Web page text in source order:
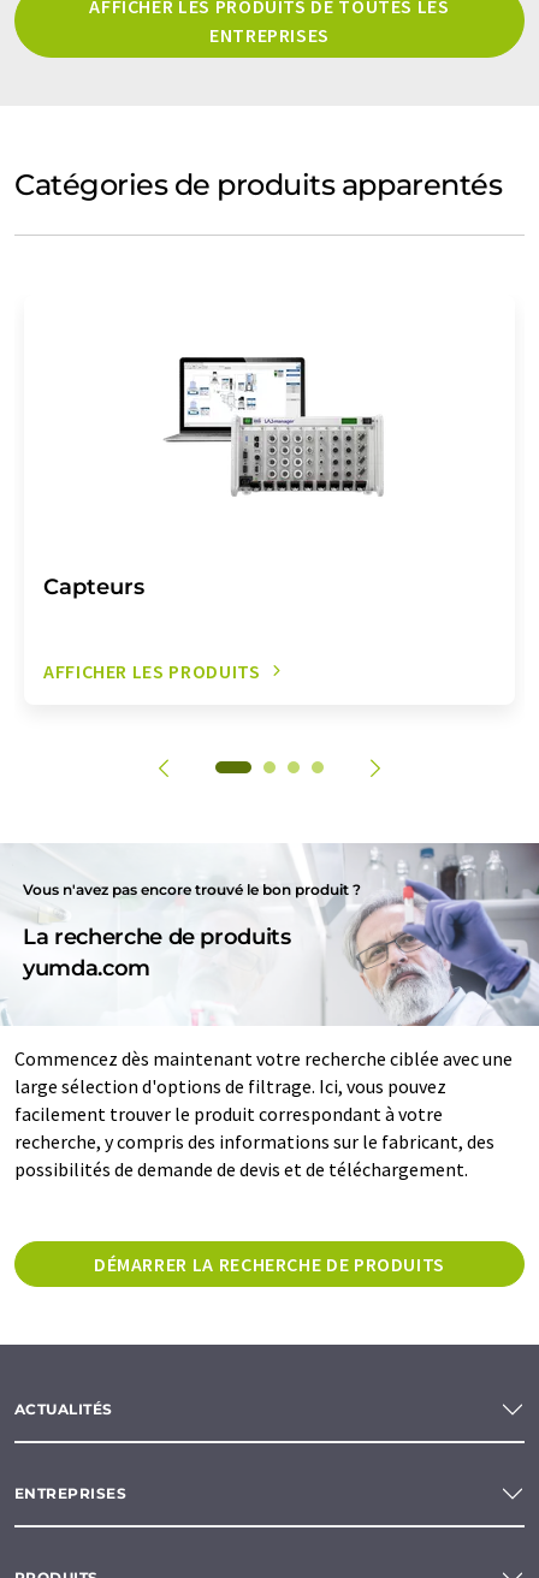
AFFICHER LES PRODUITS DE TOUTES LES
ENTREPRISES
Catégories de produits apparentés
Capteurs
AFFICHER LES PRODUITS
Vous n'avez pas encore trouvé le bon produit ?
La recherche de produits
yumda.com
Commencez dès maintenant votre recherche ciblée avec une
large sélection d'options de filtrage. Ici, vous pouvez
facilement trouver le produit correspondant à votre
recherche, y compris des informations sur le fabricant, des
possibilités de demande de devis et de téléchargement.
DÉMARRER LA RECHERCHE DE PRODUITS
ACTUALITÉS
ENTREPRISES